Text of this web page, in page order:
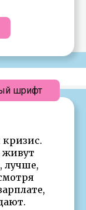
кризис.
живут
лучше,
шрифт